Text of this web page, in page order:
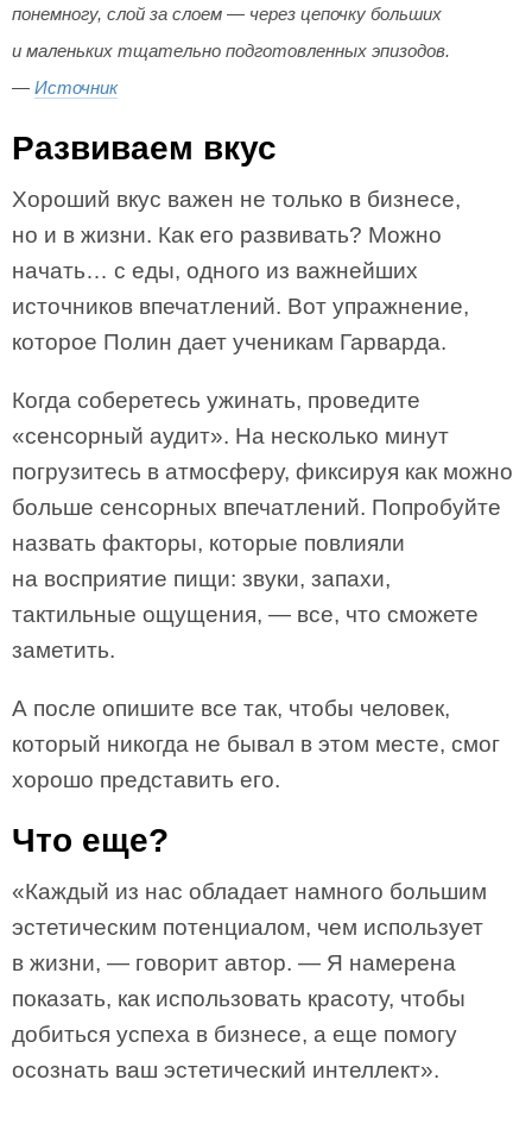
понемногу, слой за слоем — через цепочку больших
и маленьких тщательно подготовленных эпизодов.
— Источник
Развиваем вкус
Хороший вкус важен не только в бизнесе,
но и в жизни. Как его развивать? Можно
начать… с еды, одного из важнейших
источников впечатлений. Вот упражнение,
которое Полин дает ученикам Гарварда.
Когда соберетесь ужинать, проведите
«сенсорный аудит». На несколько минут
погрузитесь в атмосферу, фиксируя как можно
больше сенсорных впечатлений. Попробуйте
назвать факторы, которые повлияли
на восприятие пищи: звуки, запахи,
тактильные ощущения, — все, что сможете
заметить.
А после опишите все так, чтобы человек,
который никогда не бывал в этом месте, смог
хорошо представить его.
Что еще?
«Каждый из нас обладает намного большим
эстетическим потенциалом, чем использует
в жизни, — говорит автор. — Я намерена
показать, как использовать красоту, чтобы
добиться успеха в бизнесе, а еще помогу
осознать ваш эстетический интеллект».